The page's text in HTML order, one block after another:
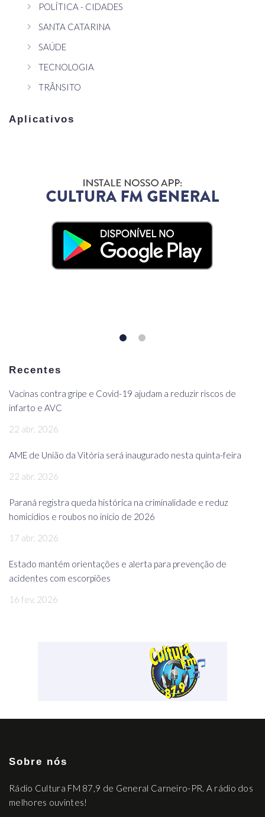
POLÍTICA - CIDADES
SANTA CATARINA
SAÚDE
TECNOLOGIA
TRÂNSITO
Aplicativos
Recentes
Vacinas contra gripe e Covid-19 ajudam a reduzir riscos de
infarto e AVC
22 abr, 2026
AME de União da Vitória será inaugurado nesta quinta-feira
22 abr, 2026
Paraná registra queda histórica na criminalidade e reduz
homicídios e roubos no início de 2026
17 abr, 2026
Estado mantém orientações e alerta para prevenção de
acidentes com escorpiões
16 fev, 2026
Sobre nós
Rádio Cultura FM 87,9 de General Carneiro-PR. A rádio dos
melhores ouvintes!